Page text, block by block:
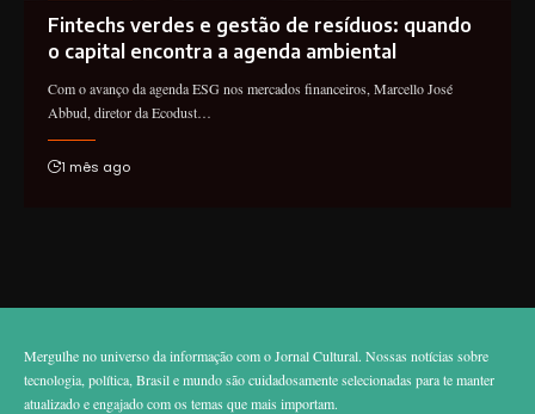
Fintechs verdes e gestão de resíduos: quando
o capital encontra a agenda ambiental
Com o avanço da agenda ESG nos mercados financeiros, Marcello José
Abbud, diretor da Ecodust…
1 mês ago
Mergulhe no universo da informação com o Jornal Cultural. Nossas notícias sobre
tecnologia, política, Brasil e mundo são cuidadosamente selecionadas para te manter
atualizado e engajado com os temas que mais importam.